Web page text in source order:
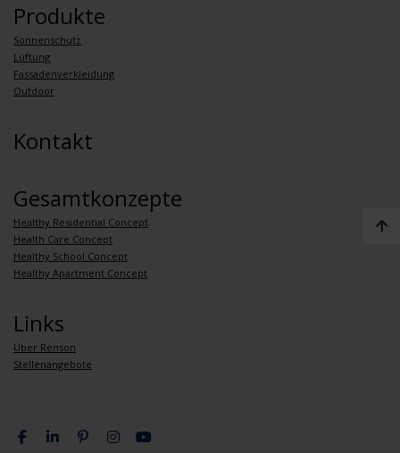
Produkte
Sonnenschutz
Lüftung
Fassadenverkleidung
Outdoor
Kontakt
Gesamtkonzepte
Healthy Residential Concept
Health Care Concept
Healthy School Concept
Healthy Apartment Concept
Links
Über Renson
Stellenangebote